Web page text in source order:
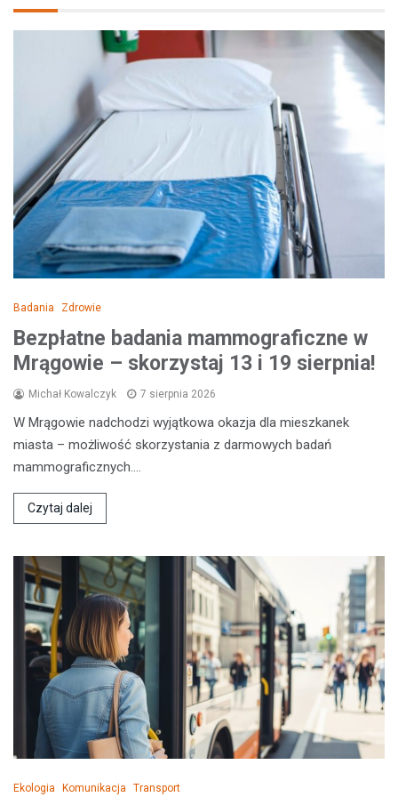
Badania Zdrowie
Bezpłatne badania mammograficzne w
Mrągowie – skorzystaj 13 i 19 sierpnia!
Michał Kowalczyk 7 sierpnia 2026
W Mrągowie nadchodzi wyjątkowa okazja dla mieszkanek
miasta – możliwość skorzystania z darmowych badań
mammograficznych.…
Czytaj dalej
Ekologia Komunikacja Transport